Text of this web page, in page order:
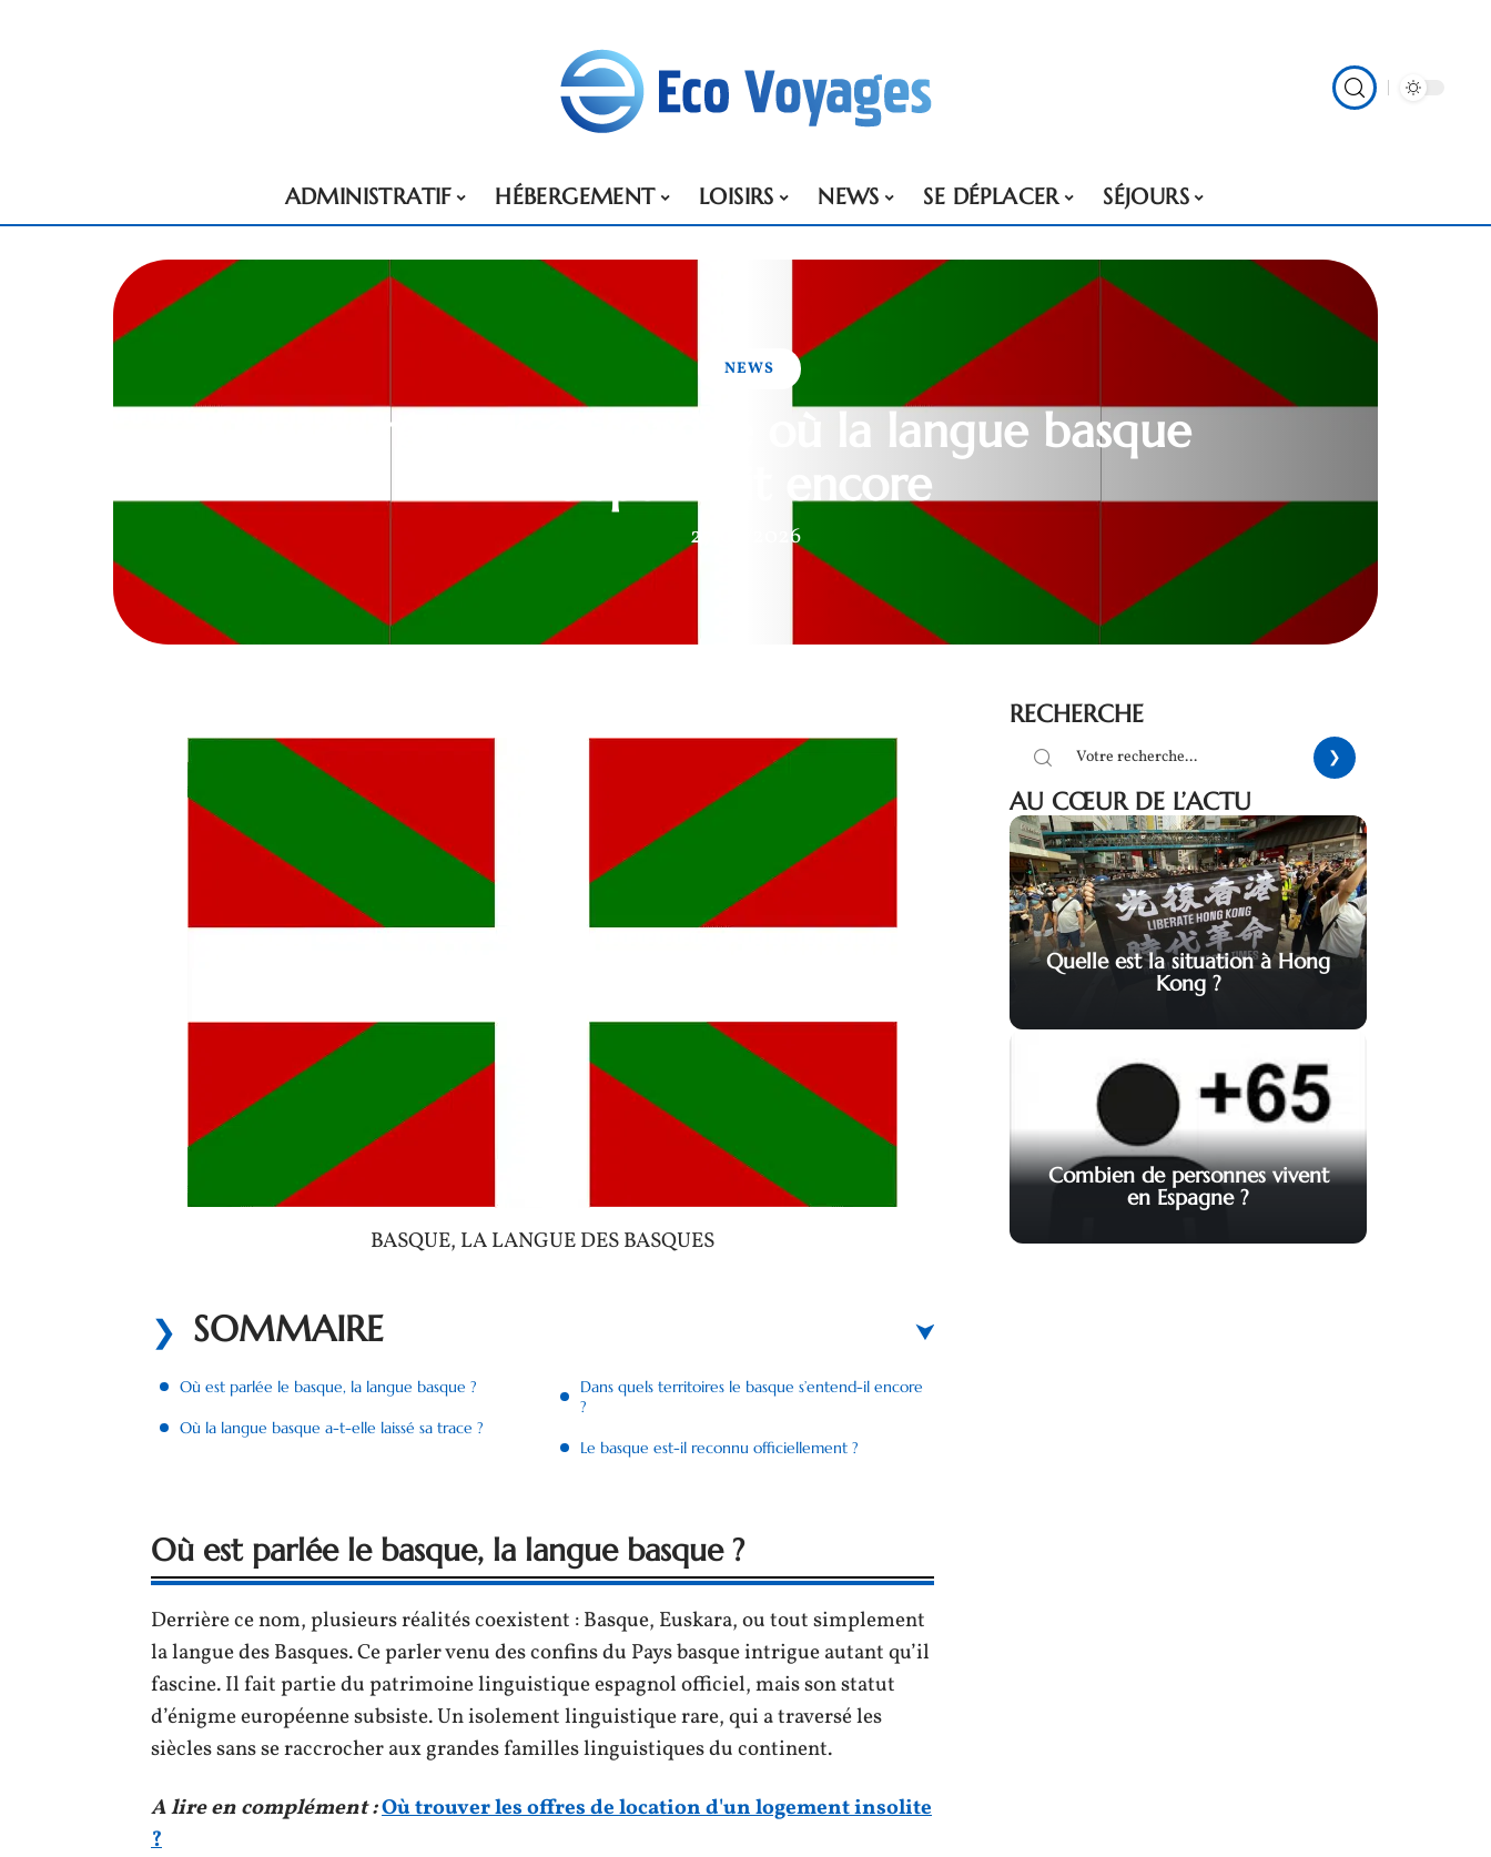
ADMINISTRATIF HÉBERGEMENT LOISIRS NEWS SE DÉPLACER SÉJOURS
NEWS
Les régions d’Espagne où la langue basque
s’épanouit encore
27/02/2026
BASQUE, LA LANGUE DES BASQUES
SOMMAIRE
Où est parlée le basque, la langue basque ?
Où la langue basque a-t-elle laissé sa trace ?
Dans quels territoires le basque s’entend-il encore
?
Le basque est-il reconnu officiellement ?
Où est parlée le basque, la langue basque ?
Derrière ce nom, plusieurs réalités coexistent : Basque, Euskara, ou tout simplement
la langue des Basques. Ce parler venu des confins du Pays basque intrigue autant qu’il
fascine. Il fait partie du patrimoine linguistique espagnol officiel, mais son statut
d’énigme européenne subsiste. Un isolement linguistique rare, qui a traversé les
siècles sans se raccrocher aux grandes familles linguistiques du continent.
A lire en complément :Où trouver les offres de location d'un logement insolite
?
RECHERCHE
AU CŒUR DE L’ACTU
Quelle est la situation à Hong
Kong ?
Combien de personnes vivent
en Espagne ?